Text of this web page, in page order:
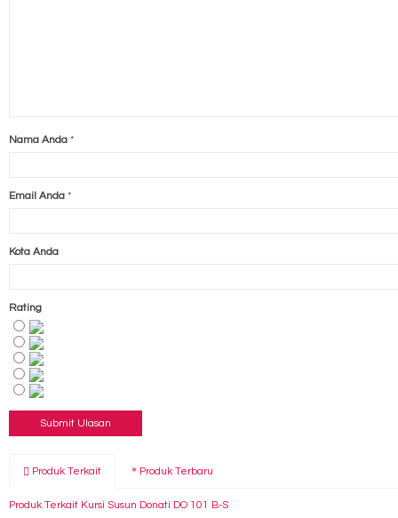
Nama Anda *
Email Anda *
Kota Anda
Rating
Produk Terkait Produk Terbaru
Produk Terkait Kursi Susun Donati DO 101 B-S